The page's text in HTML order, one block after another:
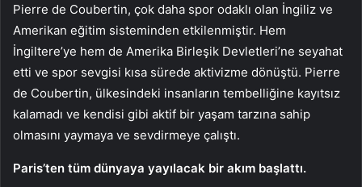
Pierre de Coubertin, çok daha spor odaklı olan İngiliz ve
Amerikan eğitim sisteminden etkilenmiştir. Hem
İngiltere’ye hem de Amerika Birleşik Devletleri’ne seyahat
etti ve spor sevgisi kısa sürede aktivizme dönüştü. Pierre
de Coubertin, ülkesindeki insanların tembelliğine kayıtsız
kalamadı ve kendisi gibi aktif bir yaşam tarzına sahip
olmasını yaymaya ve sevdirmeye çalıştı.
Paris’ten tüm dünyaya yayılacak bir akım başlattı.